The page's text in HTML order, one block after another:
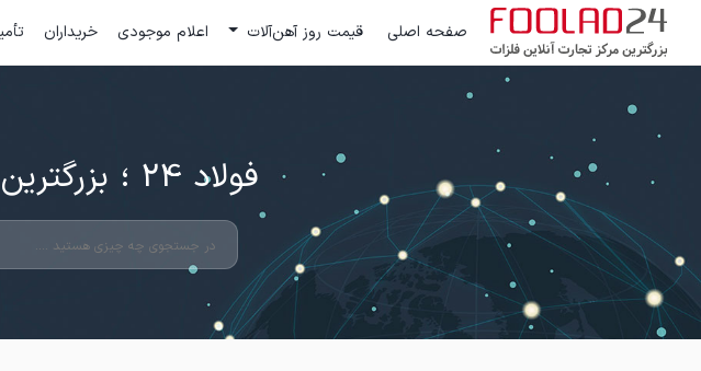
صفحه اصلی قیمت روز آهن‌آلات اعلام موجودی خریداران
فولاد 24 ؛ بزرگترین مرکز تجارت آنلاین فلزات